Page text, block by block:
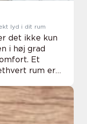
lyd i dit rum
det ikke kun
i høj grad
Et
rum er